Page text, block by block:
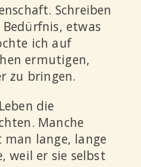
Schreiben
etwas
ich auf
ermutigen,
zu bringen.
die
Manche
man lange, lange
weil er sie selbst